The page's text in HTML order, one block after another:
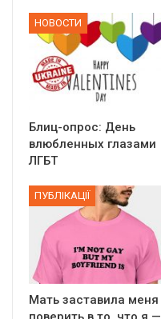
НОВОСТИ
Блиц-опрос: День
влюбленных глазами
ЛГБТ
ПУБЛІКАЦІЇ
Мать заставила меня